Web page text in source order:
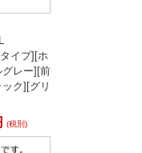
イプ][ホ
グレー][前
ク][グリ
(税別)